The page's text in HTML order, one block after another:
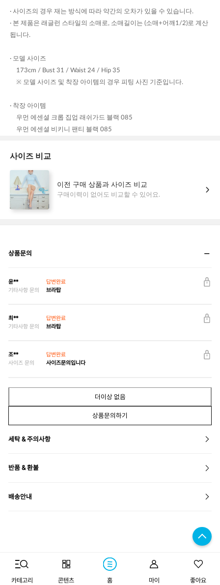
상품문의
윤**
답변완료
기타사항 문의
브라탑
최**
답변완료
기타사항 문의
브라탑
조**
답변완료
사이즈 문의
사이즈문의입니다
더이상 없음
상품문의하기
세탁 & 주의사항
반품 & 환불
배송안내
카테고리 콘텐츠 홈 마이 좋아요